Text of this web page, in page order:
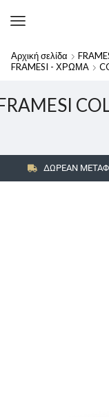
Αρχική σελίδα
FRAMESI - ΧΡΩΜΑ
ΔΩΡΕΑΝ